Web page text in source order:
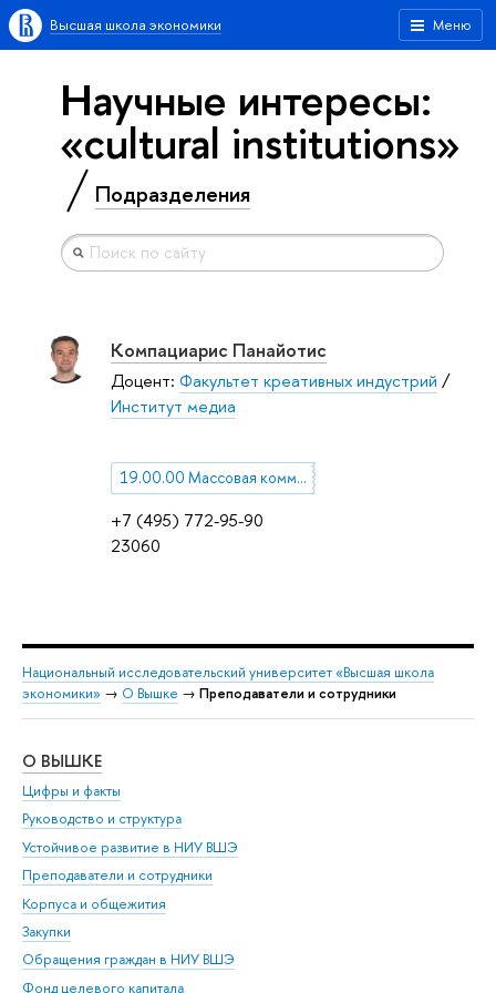
Меню
Высшая школа экономики
Научные интересы:
«cultural institutions»
Подразделения
+7 (495) 772-95-90
23060
Компациарис Панайотис
Доцент: Факультет креативных индустрий /
Институт медиа
19.00.00 Массовая коммуникация. Журналистика. Средства массовой информации
Национальный исследовательский университет «Высшая школа
экономики» → О Вышке → Преподаватели и сотрудники
О ВЫШКЕ
Цифры и факты
Руководство и структура
Устойчивое развитие в НИУ ВШЭ
Преподаватели и сотрудники
Корпуса и общежития
Закупки
Обращения граждан в НИУ ВШЭ
Фонд целевого капитала